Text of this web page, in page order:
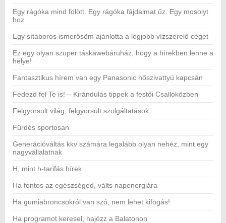
Egy rágóka mind fölött. Egy rágóka fájdalmat űz. Egy mosolyt
hoz
Egy sítáboros ismerősöm ajánlotta a legjobb vízszerelő céget
Ez egy olyan szuper táskawebáruház, hogy a hírekben lenne a
helye!
Fantasztikus hírem van egy Panasonic hőszivattyú kapcsán
Fedezd fel Te is! – Kirándulás tippek a festői Csallóközben
Felgyorsult világ, felgyorsult szolgáltatások
Fürdés sportosan
Generációváltás kkv számára legalább olyan nehéz, mint egy
nagyvállalatnak
H, mint h-tarifás hírek
Ha fontos az egészséged, válts napenergiára
Ha gumiabroncsokról van szó, nem lehet kifogás!
Ha programot keresel, hajózz a Balatonon